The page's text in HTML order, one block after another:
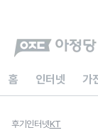
홈 인터넷 가
후기 인터넷KT